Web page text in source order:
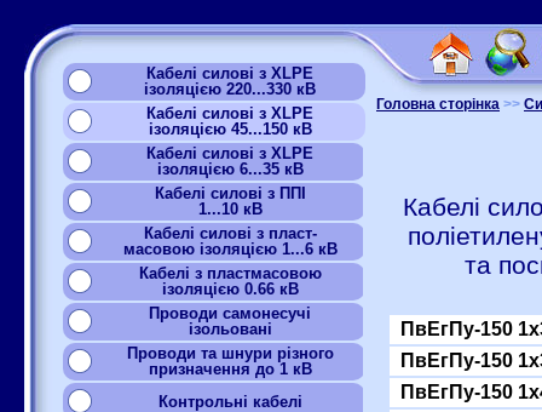
Кабелі силові з XLPE
ізоляцією 220...330 кВ
Кабелі силові з XLPE
ізоляцією 45...150 кВ
Кабелі силові з XLPE
ізоляцією 6...35 кВ
Кабелі силові з ППІ
1...10 кВ
Кабелі силові з пласт-
масовою ізоляцією 1...6 кВ
Кабелі з пластмасовою
ізоляцією 0.66 кВ
Проводи самонесучі
ізольовані
Проводи та шнури різного
призначення до 1 кВ
Контрольні кабелі
Головна сторінка >>
Кабелі
та
ПвЕгПу-150
ПвЕгПу-150
ПвЕгПу-150